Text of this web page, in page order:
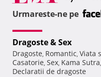
Urmareste-ne pe
Dragoste & Sex
Dragoste, Romantic, Viata
Casatorie, Sex, Kama Sutra,
Declaratii de dragoste